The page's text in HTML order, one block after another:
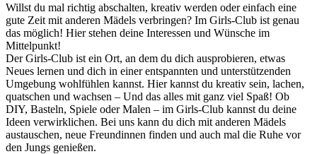
Willst du mal richtig abschalten, kreativ werden oder einfach eine
gute Zeit mit anderen Mädels verbringen? Im Girls-Club ist genau
das möglich! Hier stehen deine Interessen und Wünsche im
Mittelpunkt!
Der Girls-Club ist ein Ort, an dem du dich ausprobieren, etwas
Neues lernen und dich in einer entspannten und unterstützenden
Umgebung wohlfühlen kannst. Hier kannst du kreativ sein, lachen,
quatschen und wachsen – Und das alles mit ganz viel Spaß! Ob
DIY, Basteln, Spiele oder Malen – im Girls-Club kannst du deine
Ideen verwirklichen. Bei uns kann du dich mit anderen Mädels
austauschen, neue Freundinnen finden und auch mal die Ruhe vor
den Jungs genießen.